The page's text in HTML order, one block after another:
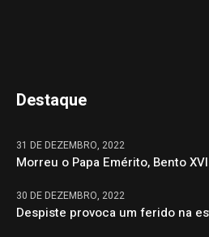
Destaque
31 DE DEZEMBRO, 2022
Morreu o Papa Emérito, Bento XVI
30 DE DEZEMBRO, 2022
Despiste provoca um ferido na